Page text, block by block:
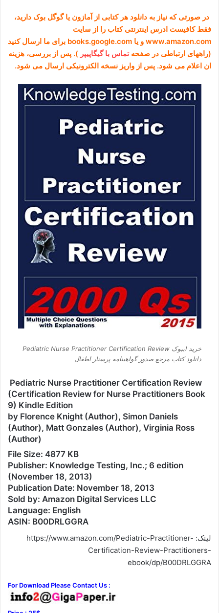
در صورتی که نیاز به دانلود هر کتابی از آمازون یا گوگل بوک دارید،
فقط کافیست ادرس اینترنتی کتاب را از سایت
www.amazon.com و یا books.google.com برای ما ارسال کنید
(راههای ارتباطی در صفحهتماس با گیگاپیپر ). پس از بررسی، هزینه
ان اعلام می شود. پس از واریز نسخه الکترونیکی ارسال می شود.
خرید ایبوک Pediatric Nurse Practitioner Certification Review
دانلود کتاب مرجع صدور گواهینامه پرستار اطفال
Pediatric Nurse Practitioner Certification Review
(Certification Review for Nurse Practitioners Book
9) Kindle Edition
by Florence Knight (Author), Simon Daniels
(Author), Matt Gonzales (Author), Virginia Ross
(Author)
File Size: 4877 KB
Publisher: Knowledge Testing, Inc.; 6 edition
(November 18, 2013)
Publication Date: November 18, 2013
Sold by: Amazon Digital Services LLC
Language: English
ASIN: B00DRLGGRA
لینک: https://www.amazon.com/Pediatric-Practitioner-
Certification-Review-Practitioners-
ebook/dp/B00DRLGGRA
For Download Please Contact Us :